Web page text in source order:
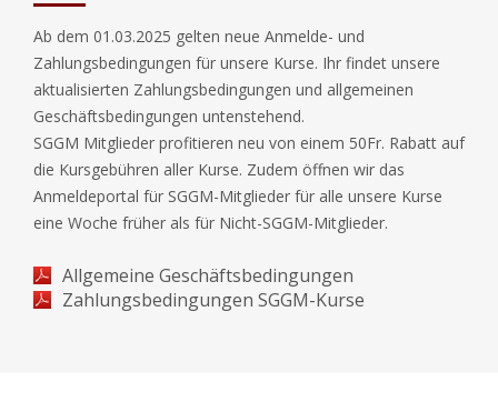
Ab dem 01.03.2025 gelten neue Anmelde- und
Zahlungsbedingungen für unsere Kurse. Ihr findet unsere
aktualisierten Zahlungsbedingungen und allgemeinen
Geschäftsbedingungen untenstehend.
SGGM Mitglieder profitieren neu von einem 50Fr. Rabatt auf
die Kursgebühren aller Kurse. Zudem öffnen wir das
Anmeldeportal für SGGM-Mitglieder für alle unsere Kurse
eine Woche früher als für Nicht-SGGM-Mitglieder.
Allgemeine Geschäftsbedingungen
Zahlungsbedingungen SGGM-Kurse